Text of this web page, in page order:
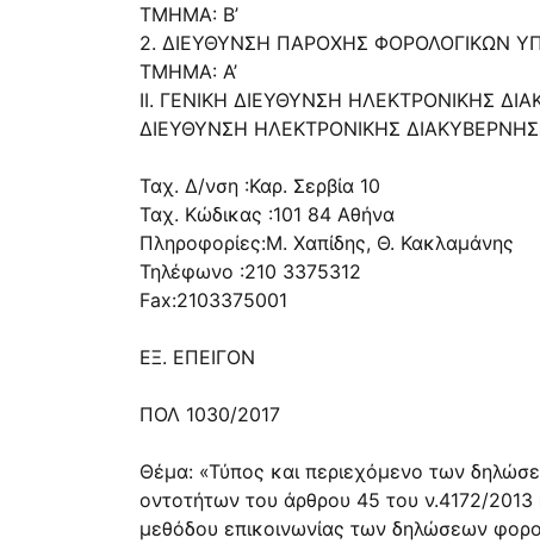
ΤΜΗΜΑ: Β’
2. ΔΙΕΥΘΥΝΣΗ ΠΑΡΟΧΗΣ ΦΟΡΟΛΟΓΙΚΩΝ
ΤΜΗΜΑ: Α’
ΙΙ. ΓΕΝΙΚΗ ΔΙΕΥΘΥΝΣΗ ΗΛΕΚΤΡΟΝΙΚΗΣ
ΔΙΕΥΘΥΝΣΗ ΗΛΕΚΤΡΟΝΙΚΗΣ
Ταχ. Δ/νση :Καρ. Σερβία 10
Ταχ. Κώδικας :101 84 Αθήνα
Πληροφορίες:Μ. Χαπίδης, Θ. Κακλαμάνης
Τηλέφωνο :210 3375312
Fax:2103375001
ΕΞ. ΕΠΕΙΓΟΝ
ΠΟΛ 1030/2017
Θέμα: «Τύπος και περιεχόμενο των
οντοτήτων του άρθρου 45 του ν.4172/2013
μεθόδου επικοινωνίας των δηλώσεων